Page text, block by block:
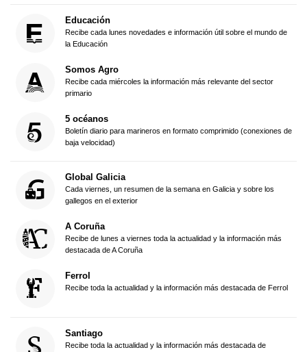
Educación
Recibe cada lunes novedades e información útil sobre el mundo de
la Educación
Somos Agro
Recibe cada miércoles la información más relevante del sector
primario
5 océanos
Boletín diario para marineros en formato comprimido (conexiones de
baja velocidad)
Global Galicia
Cada viernes, un resumen de la semana en Galicia y sobre los
gallegos en el exterior
A Coruña
Recibe de lunes a viernes toda la actualidad y la información más
destacada de A Coruña
Ferrol
Recibe toda la actualidad y la información más destacada de Ferrol
Santiago
Recibe toda la actualidad y la información más destacada de